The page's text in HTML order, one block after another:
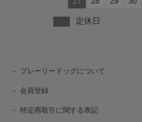
定休日
プレーリードッグについて
会員登録
特定商取引に関する表記